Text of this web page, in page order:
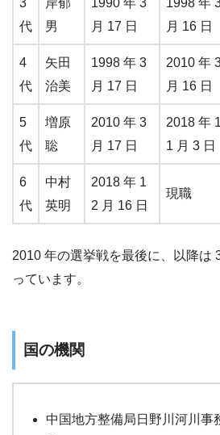
3
代
岸郁
男
1990 年 3
月 17 日
1998 年
月 16 日
4
代
矢田
治美
1998 年 3
月 17 日
2010 年
月 16 日
5
代
増原
聡
2010 年 3
月 17 日
2018 年 1
1 月 3 日
6
代
中村
英明
2018 年 1
2 月 16 日
現職
2010 年の選挙戦を最後に、以降は
っています。
国の機関
中国地方整備局日野川河川事